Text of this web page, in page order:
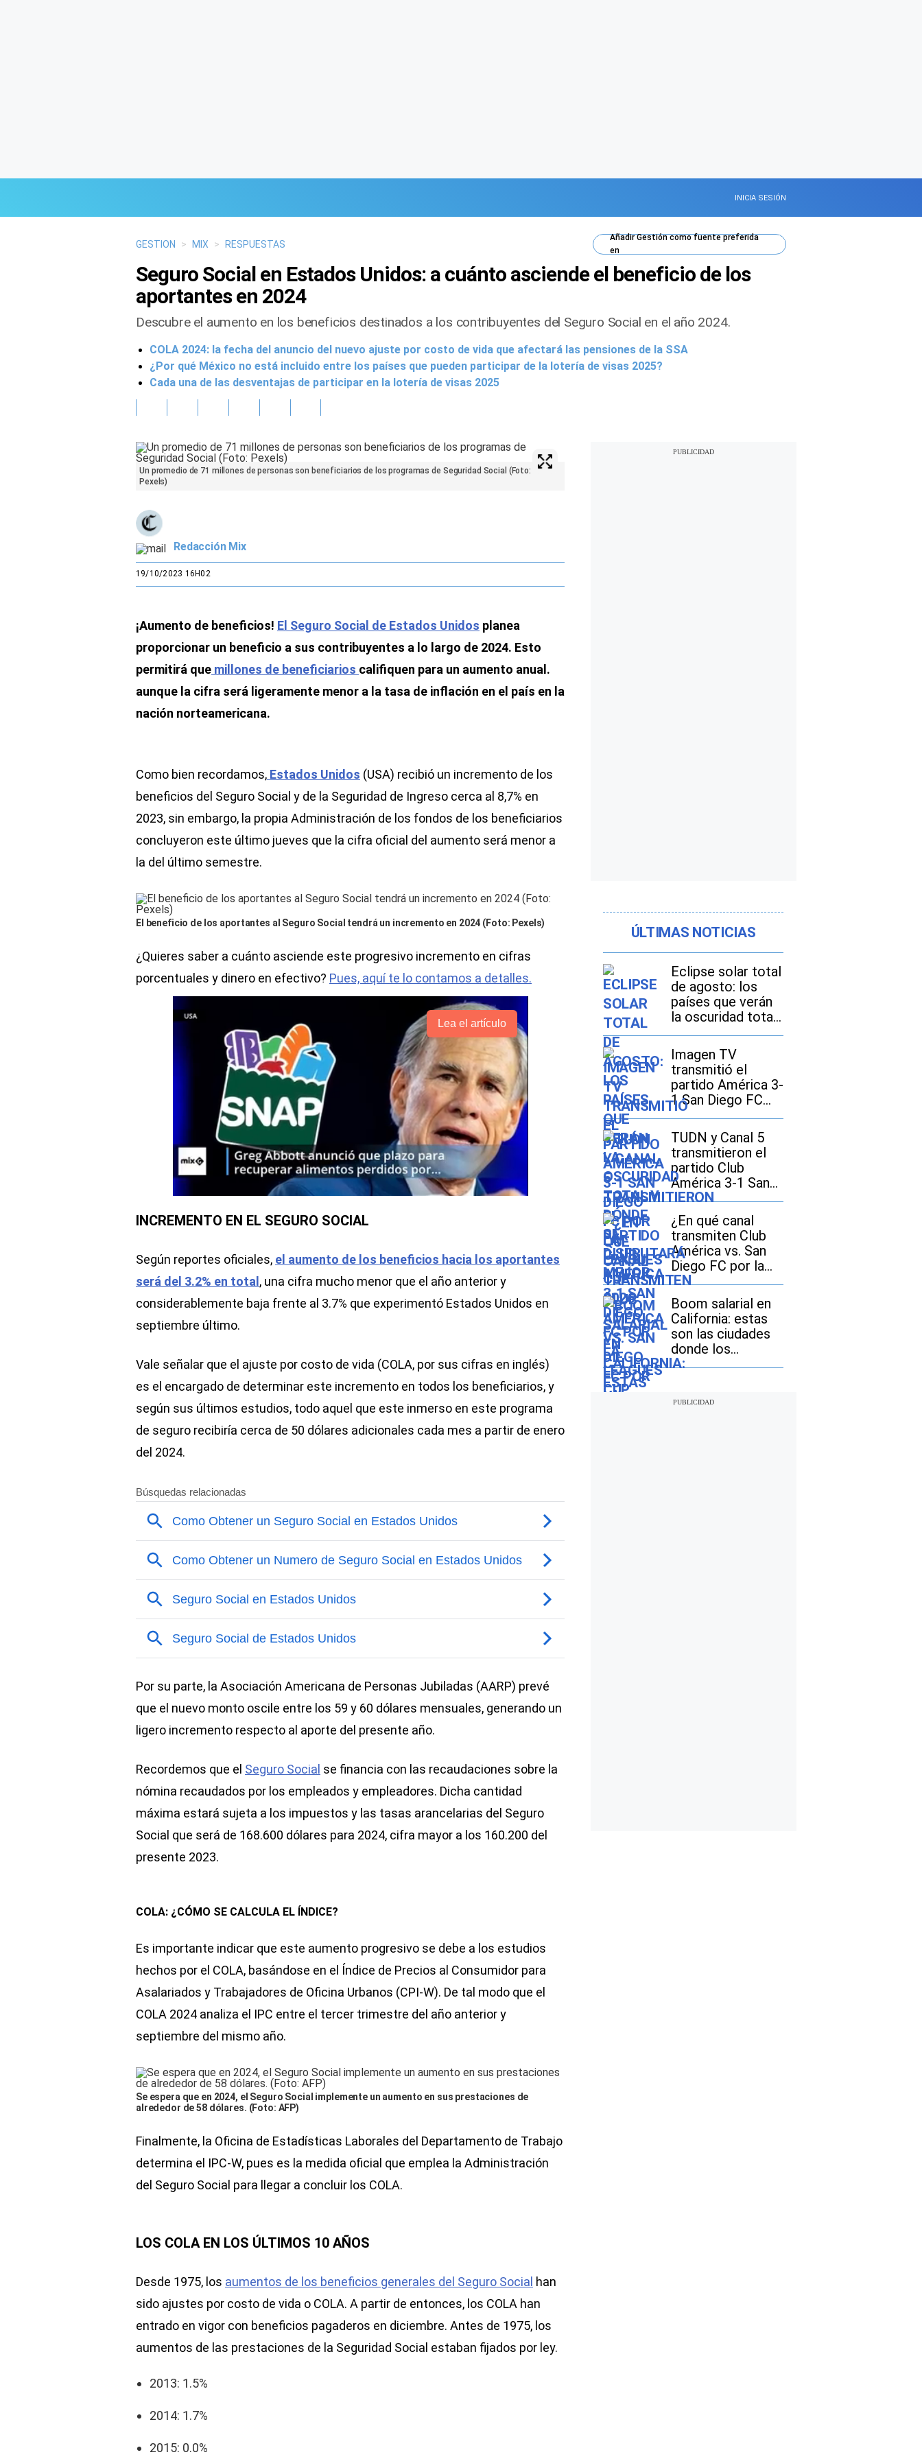
INICIA SESIÓN
GESTION > MIX > RESPUESTAS
AñadirGestióncomo fuente preferida
en
Seguro Social en Estados Unidos: a cuánto asciende el beneficio de los
aportantes en 2024
Descubre el aumento en los beneficios destinados a los contribuyentes del Seguro Social en el año 2024.
COLA 2024: la fecha del anuncio del nuevo ajuste por costo de vida que afectará las pensiones de la SSA
¿Por qué México no está incluido entre los países que pueden participar de la lotería de visas 2025?
Cada una de las desventajas de participar en la lotería de visas 2025
Un promedio de 71 millones de personas son beneficiarios de los programas de Seguridad Social (Foto:
Pexels)
Redacción Mix
19/10/2023 16H02
¡Aumento de beneficios! El Seguro Social de Estados Unidos planea
proporcionar un beneficio a sus contribuyentes a lo largo de 2024. Esto
permitirá que millones de beneficiarios califiquen para un aumento anual.
aunque la cifra será ligeramente menor a la tasa de inflación en el país en la
nación norteamericana.
Como bien recordamos, Estados Unidos (USA) recibió un incremento de los
beneficios del Seguro Social y de la Seguridad de Ingreso cerca al 8,7% en
2023, sin embargo, la propia Administración de los fondos de los beneficiarios
concluyeron este último jueves que la cifra oficial del aumento será menor a
la del último semestre.
El beneficio de los aportantes al Seguro Social tendrá un incremento en 2024 (Foto: Pexels)
¿Quieres saber a cuánto asciende este progresivo incremento en cifras
porcentuales y dinero en efectivo? Pues, aquí te lo contamos a detalles.
Lea el artículo
INCREMENTO EN EL SEGURO SOCIAL
Según reportes oficiales, el aumento de los beneficios hacia los aportantes
será del 3.2% en total , una cifra mucho menor que el año anterior y
considerablemente baja frente al 3.7% que experimentó Estados Unidos en
septiembre último.
Vale señalar que el ajuste por costo de vida (COLA, por sus cifras en inglés)
es el encargado de determinar este incremento en todos los beneficiarios, y
según sus últimos estudios, todo aquel que este inmerso en este programa
de seguro recibiría cerca de 50 dólares adicionales cada mes a partir de enero
del 2024.
Por su parte, la Asociación Americana de Personas Jubiladas (AARP) prevé
que el nuevo monto oscile entre los 59 y 60 dólares mensuales, generando un
ligero incremento respecto al aporte del presente año.
Recordemos que el Seguro Social se financia con las recaudaciones sobre la
nómina recaudados por los empleados y empleadores. Dicha cantidad
máxima estará sujeta a los impuestos y las tasas arancelarias del Seguro
Social que será de 168.600 dólares para 2024, cifra mayor a los 160.200 del
presente 2023.
COLA: ¿CÓMO SE CALCULA EL ÍNDICE?
Es importante indicar que este aumento progresivo se debe a los estudios
hechos por el COLA, basándose en el Índice de Precios al Consumidor para
Asalariados y Trabajadores de Oficina Urbanos (CPI-W). De tal modo que el
COLA 2024 analiza el IPC entre el tercer trimestre del año anterior y
septiembre del mismo año.
Se espera que en 2024, el Seguro Social implemente un aumento en sus prestaciones de
alrededor de 58 dólares. (Foto: AFP)
Finalmente, la Oficina de Estadísticas Laborales del Departamento de Trabajo
determina el IPC-W, pues es la medida oficial que emplea la Administración
del Seguro Social para llegar a concluir los COLA.
LOS COLA EN LOS ÚLTIMOS 10 AÑOS
Desde 1975, los aumentos de los beneficios generales del Seguro Social han
sido ajustes por costo de vida o COLA. A partir de entonces, los COLA han
entrado en vigor con beneficios pagaderos en diciembre. Antes de 1975, los
aumentos de las prestaciones de la Seguridad Social estaban fijados por ley.
2013: 1.5%
2014: 1.7%
2015: 0.0%
ÚLTIMAS NOTICIAS
Eclipse solar total
de agosto: los
países que verán
la oscuridad total
y dónde se
disfrutará mejor
Imagen TV
transmitió el
partido América 3-
1 San Diego FC
por la Leagues
Cup 2026
TUDN y Canal 5
transmitieron el
partido Club
América 3-1 San
Diego FC por la
Leagues Cup 2026
¿En qué canal
transmiten Club
América vs. San
Diego FC por la
Leagues Cup 2026
en Estados Unidos
y México?
Boom salarial en
California: estas
son las ciudades
donde los
ingresos crecen